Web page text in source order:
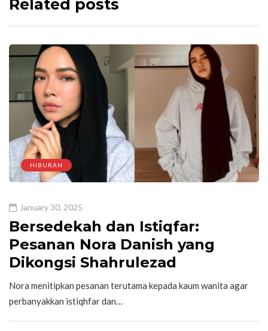
Related posts
HIBURAN
January 30, 2025
Bersedekah dan Istiqfar:
Pesanan Nora Danish yang
Dikongsi Shahrulezad
Nora menitipkan pesanan terutama kepada kaum wanita agar
perbanyakkan istiqhfar dan…